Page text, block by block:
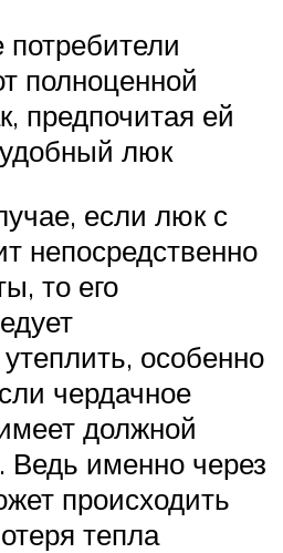
потребители
полноценной
предпочитая ей
люк
если люк с
непосредственно
то его
особенно
чердачное
должной
Ведь именно через
происходить
тепла